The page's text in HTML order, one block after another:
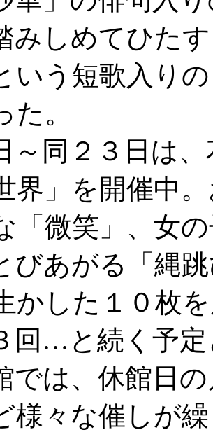
みしめてひた
いう短歌入り
た。
～同２３日は
界」を開催中
「微笑」、女
びあがる「縄
かした１０枚
回…と続く予
では、休館日
様々な催しが